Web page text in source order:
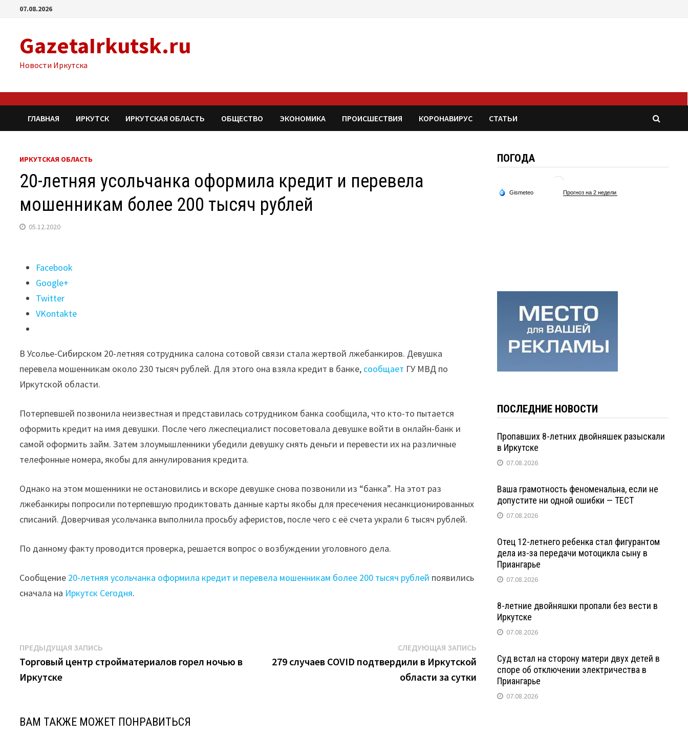
Перейти07.08.2026
GazetaIrkutsk.ru
Новости Иркутска
ГЛАВНАЯ ИРКУТСК ИРКУТСКАЯ ОБЛАСТЬ ОБЩЕСТВО ЭКОНОМИКА ПРОИСШЕСТВИЯ КОРОНАВИРУС СТАТЬИ
ИРКУТСКАЯ ОБЛАСТЬ
20-летняя усольчанка оформила кредит и перевела
мошенникам более 200 тысяч рублей
05.12.2020
Поделиться
"20-
летняя
усольчанка
оформила
и
перевела
мошенникам
200
тысяч
рублей"
Facebook
Google+
Twitter
VKontakte
В Усолье-Сибирском 20-летняя сотрудника салона сотовой связи стала жертвой лжебанкиров. Девушка
перевела мошенникам около 230 тысяч рублей. Для этого она взяла кредит в банке, сообщает ГУ МВД по
Иркутской области.
Потерпевшей позвонила неизвестная и представилась сотрудником банка сообщила, что кто-то пытается
оформить кредит на имя девушки. После чего лжеспециалист посоветовала девушке войти в онлайн-банк и
самой оформить займ. Затем злоумышленники убедили девушку снять деньги и перевести их на различные
телефонные номера, якобы для аннулирования кредита.
Однако на этом мошенники не остановились и вскоре девушке снова позвонили из “банка”. На этот раз
лжебанкиры попросили потерпевшую продиктовать данные карты якобы для пресечения несанкционированных
списаний. Доверчивая усольчанка выполнила просьбу аферистов, после чего с её счета украли 6 тысяч рублей.
По данному факту проводится проверка, решается вопрос о возбуждении уголовного дела.
Сообщение 20-летняя усольчанка оформила кредит и перевела мошенникам более 200 тысяч рублей появились
сначала на Иркутск Сегодня.
Навигация
по
записям
ПРЕДЫДУЩАЯ ЗАПИСЬ
запись:
Торговый центр стройматериалов горел ночью в
Иркутске
СЛЕДУЮЩАЯ ЗАПИСЬСледующая
запись:
279 случаев COVID подтвердили в Иркутской
области за сутки
ВАМ ТАКЖЕ МОЖЕТ ПОНРАВИТЬСЯ
ПОГОДА
ПОСЛЕДНИЕ НОВОСТИ
Пропавших 8-летних двойняшек разыскали
в Иркутске
07.08.2026
Ваша грамотность феноменальна, если не
допустите ни одной ошибки — ТЕСТ
07.08.2026
Отец 12-летнего ребенка стал фигурантом
дела из-за передачи мотоцикла сыну в
Приангарье
07.08.2026
8-летние двойняшки пропали без вести в
Иркутске
07.08.2026
Суд встал на сторону матери двух детей в
споре об отключении электричества в
Приангарье
07.08.2026